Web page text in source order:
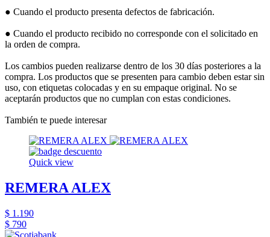
● Cuando el producto presenta defectos de fabricación.
● Cuando el producto recibido no corresponde con el solicitado en
la orden de compra.
Los cambios pueden realizarse dentro de los 30 días posteriores a la
compra. Los productos que se presenten para cambio deben estar sin
uso, con etiquetas colocadas y en su empaque original. No se
aceptarán productos que no cumplan con estas condiciones.
También te puede interesar
Quick view
REMERA ALEX
$ 1.190
$ 790